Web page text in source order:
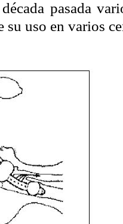
pasada
su uso en varios